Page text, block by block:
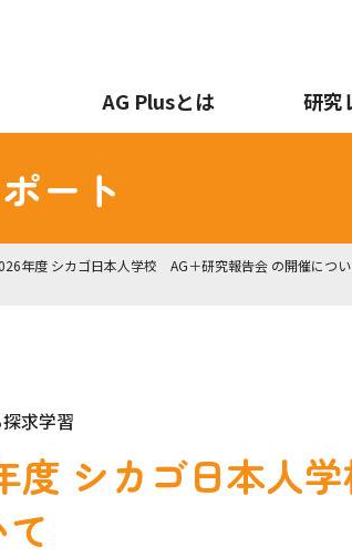
AG Plusとは 研究
ート
年度 シカゴ日本人学校 AG＋研究報告会 の開催につ
求学習
度 シカゴ日本人